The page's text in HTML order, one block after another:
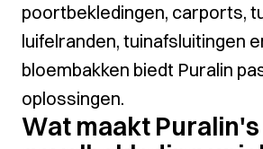
poortbekledingen, carports,
luifelranden, tuinafsluitingen
bloembakken biedt Puralin
oplossingen.
Wat maakt Puralin's